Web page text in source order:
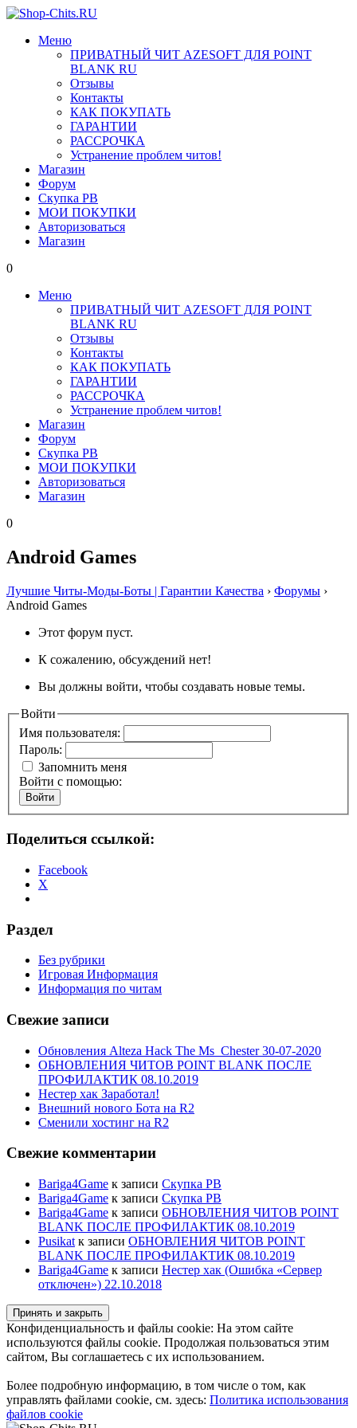
Меню
ПРИВАТНЫЙ ЧИТ AZESOFT ДЛЯ POINT
BLANK RU
Отзывы
Контакты
КАК ПОКУПАТЬ
ГАРАНТИИ
РАССРОЧКА
Устранение проблем читов!
Магазин
Форум
Скупка PB
МОИ ПОКУПКИ
Авторизоваться
Магазин
0
Меню
ПРИВАТНЫЙ ЧИТ AZESOFT ДЛЯ POINT
BLANK RU
Отзывы
Контакты
КАК ПОКУПАТЬ
ГАРАНТИИ
РАССРОЧКА
Устранение проблем читов!
Магазин
Форум
Скупка PB
МОИ ПОКУПКИ
Авторизоваться
Магазин
0
Android Games
Лучшие Читы-Моды-Боты | Гарантии Качества › Форумы ›
Android Games
Этот форум пуст.
К сожалению, обсуждений нет!
Вы должны войти, чтобы создавать новые темы.
Войти
Имя пользователя:
Пароль:
Запомнить меня
Войти с помощью:
Войти
Поделиться ссылкой:
Facebook
X
Раздел
Без рубрики
Игровая Информация
Информация по читам
Свежие записи
Обновления Alteza Hack The Ms_Chester 30-07-2020
ОБНОВЛЕНИЯ ЧИТОВ POINT BLANK ПОСЛЕ
ПРОФИЛАКТИК 08.10.2019
Нестер хак Заработал!
Внешний нового Бота на R2
Сменили хостинг на R2
Свежие комментарии
Bariga4Game к записи Скупка PB
Bariga4Game к записи Скупка PB
Bariga4Game к записи ОБНОВЛЕНИЯ ЧИТОВ POINT
BLANK ПОСЛЕ ПРОФИЛАКТИК 08.10.2019
Pusikat к записи ОБНОВЛЕНИЯ ЧИТОВ POINT
BLANK ПОСЛЕ ПРОФИЛАКТИК 08.10.2019
Bariga4Game к записи Нестер хак (Ошибка «Сервер
отключен») 22.10.2018
Конфиденциальность и файлы cookie: На этом сайте
используются файлы cookie. Продолжая пользоваться этим
сайтом, Вы соглашаетесь с их использованием.
Более подробную информацию, в том числе о том, как
управлять файлами cookie, см. здесь: Политика использования
файлов cookie